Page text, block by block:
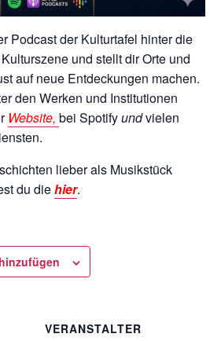
Podcast der Kulturtafel hinter die
und stellt dir Orte und
auf neue Entdeckungen machen.
den Werken und Institutionen
Website, bei Spotifyundvielen
lieber als Musikstück
du diehier.
VERANSTALTER